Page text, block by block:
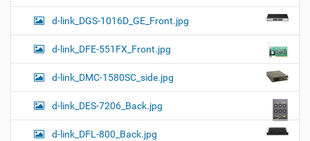
d-link_DGS-1016D_GE_Front.jpg
d-link_DFE-551FX_Front.jpg
d-link_DMC-1580SC_side.jpg
d-link_DES-7206_Back.jpg
d-link_DFL-800_Back.jpg